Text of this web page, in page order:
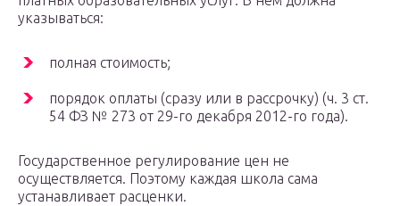
указываться:
полная стоимость;
порядок оплаты (сразу или в рассрочку) (ч. 3 ст.
54 ФЗ № 273 от 29-го декабря 2012-го года).
Государственное регулирование цен не
осуществляется. Поэтому каждая школа сама
устанавливает расценки.